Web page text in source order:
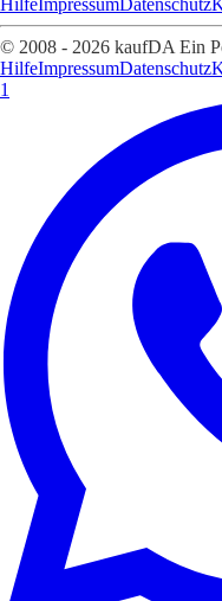
Hilfe Impressum Datenschutz
© 2008 - 2026 kaufDA Ein
HilfeImpressumDatenschutz
1